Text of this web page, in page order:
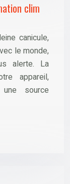
clim
canicule,
le monde,
alerte. La
appareil,
source